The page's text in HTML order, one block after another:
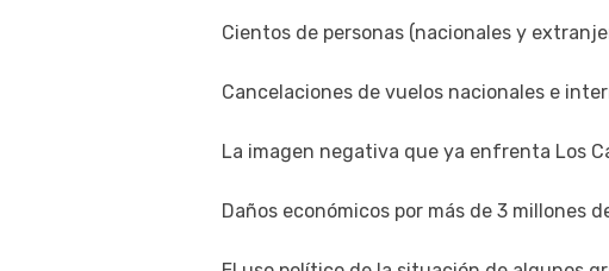
Cientos de personas (nacionales y
Cancelaciones de vuelos nacionales e
La imagen negativa que ya enfrenta Los
Daños económicos por más de 3 millones de